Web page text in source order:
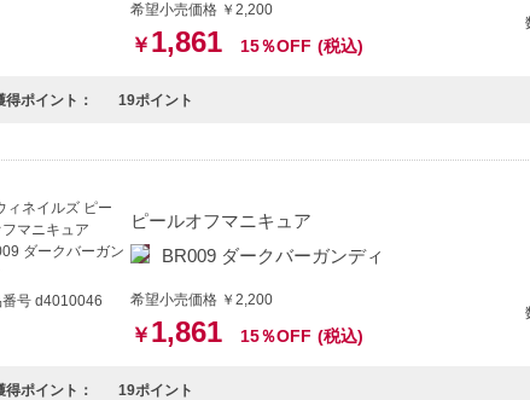
自開発したこだわりの原料
開発したポリマーを採用する事で成分を見ただけでは製造不可な非常に優
ルに求められる強固な皮膜を形成し、 水性塗料でありながら強靭な塗膜を
いツヤと発色-従来のマニキュアでは実現できなかった究極のツヤ、成分の
の成分-無臭で敏感肌の方や子供、妊娠中の方にも使用できる優しい処方で
んな方へおすすめ】
い毎日で手軽にネイルを楽しみたい方。
健康を気遣いながら美しさを追求する方。
希望小売価格 ￥2,200
￥ 1,861 15％OFF (税込)
得ポイント： 19ポイント
号 d4010046
ピールオフマニキュア
BR009 ダークバーガンディ
希望小売価格 ￥2,200
￥ 1,861 15％OFF (税込)
得ポイント： 19ポイント